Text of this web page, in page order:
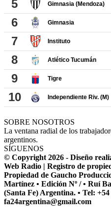
SOBRE NOSOTROS
La ventana radial de los
argentinos.
SÍGUENOS
© Copyright 2026 - Diseño
Web Radio | Registro de
Propiedad de Gaucho
Martínez • Edición Nº / • Ruí
(Santa Fe) Argentina. • Tel: +54
fa24argentina@gmail.com